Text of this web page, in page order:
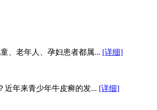
、老年人、孕妇患者都属... [详细]
年来青少年牛皮癣的发... [详细]